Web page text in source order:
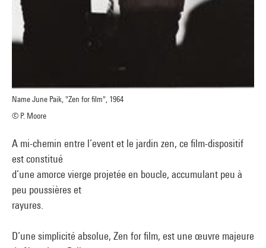
Name June Paik, "Zen for film", 1964
© P. Moore
A mi-chemin entre l’event et le jardin zen, ce film-dispositif
est constitué
d’une amorce vierge projetée en boucle, accumulant peu à
peu poussières et
rayures.
D’une simplicité absolue, Zen for film, est une œuvre majeure